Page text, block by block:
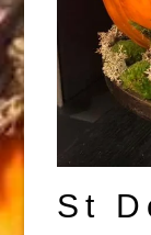
St